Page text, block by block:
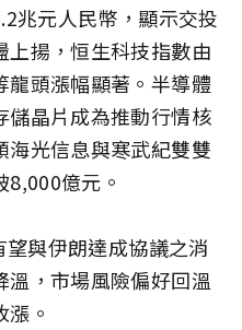
兆元人民幣，顯示交投
上揚，恒生科技指數由
龍頭漲幅顯著。半導體
儲晶片成為推動行情核
海光信息與寒武紀雙雙
億元。
與伊朗達成協議之消
溫，市場風險偏好回溫
。